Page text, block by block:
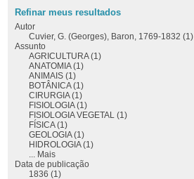
Refinar meus resultados
Autor
Cuvier, G. (Georges), Baron, 1769-1832 (1)
Assunto
AGRICULTURA (1)
ANATOMIA (1)
ANIMAIS (1)
BOTÂNICA (1)
CIRURGIA (1)
FISIOLOGIA (1)
FISIOLOGIA VEGETAL (1)
FÍSICA (1)
GEOLOGIA (1)
HIDROLOGIA (1)
... Mais
Data de publicação
1836 (1)